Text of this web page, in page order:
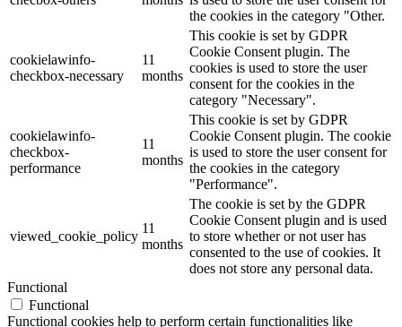
the cookies in the category "Other.
cookielawinfo-
checkbox-necessary
11
months
This cookie is set by GDPR
Cookie Consent plugin. The
cookies is used to store the user
consent for the cookies in the
category "Necessary".
cookielawinfo-
checkbox-
performance
11
months
This cookie is set by GDPR
Cookie Consent plugin. The cookie
is used to store the user consent for
the cookies in the category
"Performance".
viewed_cookie_policy
11
months
The cookie is set by the GDPR
Cookie Consent plugin and is used
to store whether or not user has
consented to the use of cookies. It
does not store any personal data.
Functional
Functional
Functional cookies help to perform certain functionalities like